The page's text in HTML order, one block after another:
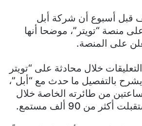
قبل أسبوع أن شركة أبل
منصة “تويتر”، موضحا أنها
على المنصة.
خلال محادثة على “تويتر
بالتفصيل ما حدث مع “أبل”،
من طائرته الخاصة خلال
من 90 ألف مستمع.